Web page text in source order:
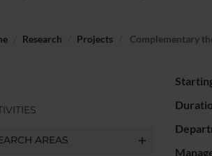
Research Projects Complementary
AREAS